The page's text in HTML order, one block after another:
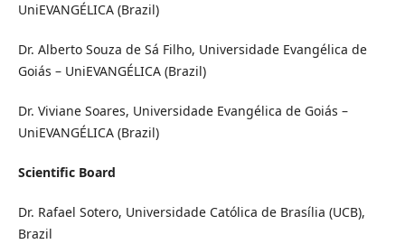
UniEVANGÉLICA (Brazil)
Dr. Alberto Souza de Sá Filho, Universidade Evangélica de
Goiás – UniEVANGÉLICA (Brazil)
Dr. Viviane Soares, Universidade Evangélica de Goiás –
UniEVANGÉLICA (Brazil)
Scientific Board
Dr. Rafael Sotero, Universidade Católica de Brasília (UCB),
Brazil